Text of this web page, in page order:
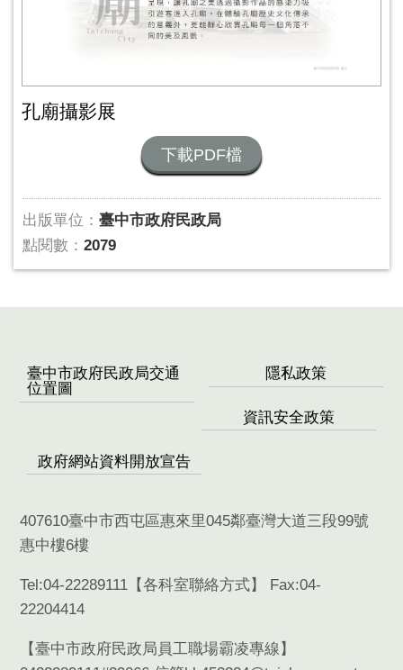
孔廟攝影展
下載PDF檔
出版單位： 臺中市政府民政局
點閱數： 2079
臺中市政府民政局交通
位置圖
隱私政策
資訊安全政策
政府網站資料開放宣告
407610臺中市西屯區惠來里045鄰臺灣大道三段99號
惠中樓6樓
Tel:04-22289111【各科室聯絡方式】 Fax:04-
22204414
【臺中市政府民政局員工職場霸凌專線】